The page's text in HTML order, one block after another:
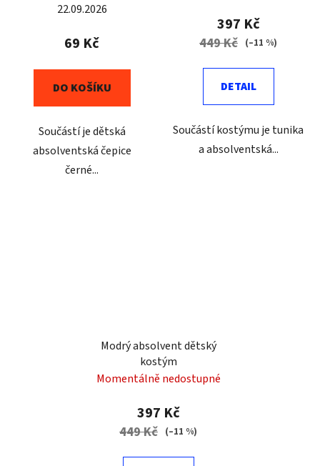
22.09.2026
69 Kč
DO KOŠÍKU
Součástí je dětská
absolventská čepice
černé...
397 Kč
449 Kč (–11 %)
DETAIL
Součástí kostýmu je tunika
a absolventská...
Modrý absolvent dětský
kostým
Momentálně nedostupné
397 Kč
449 Kč (–11 %)